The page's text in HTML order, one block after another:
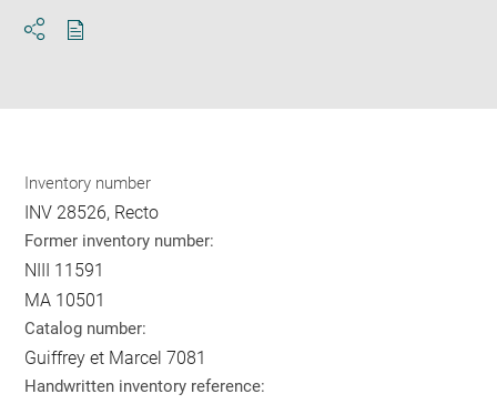
Inventory number
INV 28526, Recto
Former inventory number:
NIII 11591
MA 10501
Catalog number:
Guiffrey et Marcel 7081
Handwritten inventory reference: